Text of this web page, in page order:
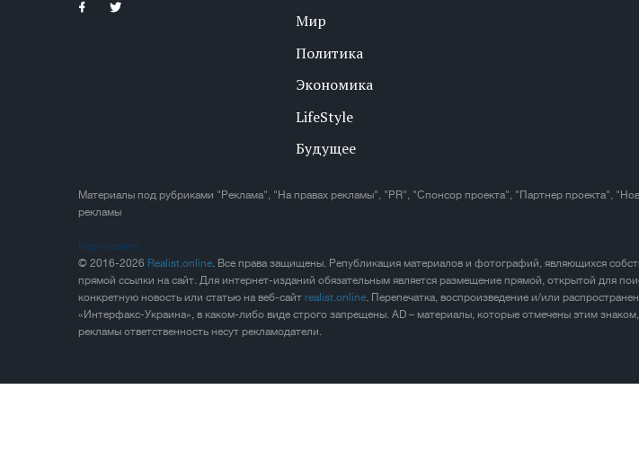
Мир
Политика
Экономика
LifeStyle
Будущее
Материалы под рубриками "Реклама", "На правах рекламы", "PR", "Спонсор проекта", "Партнер проекта",
рекламы
Карта сайта
© 2016-2026 Realist.online. Все права защищены. Републикация материалов и фотографий, являющихся
прямой ссылки на сайт. Для интернет-изданий обязательным является размещение прямой, открытой для
конкретную новость или статью на веб-сайтrealist.online. Перепечатка, воспроизведение и/или
«Интерфакс-Украина», в каком-либо виде строго запрещены. AD – материалы, которые отмечены этим
рекламы ответственность несут рекламодатели.